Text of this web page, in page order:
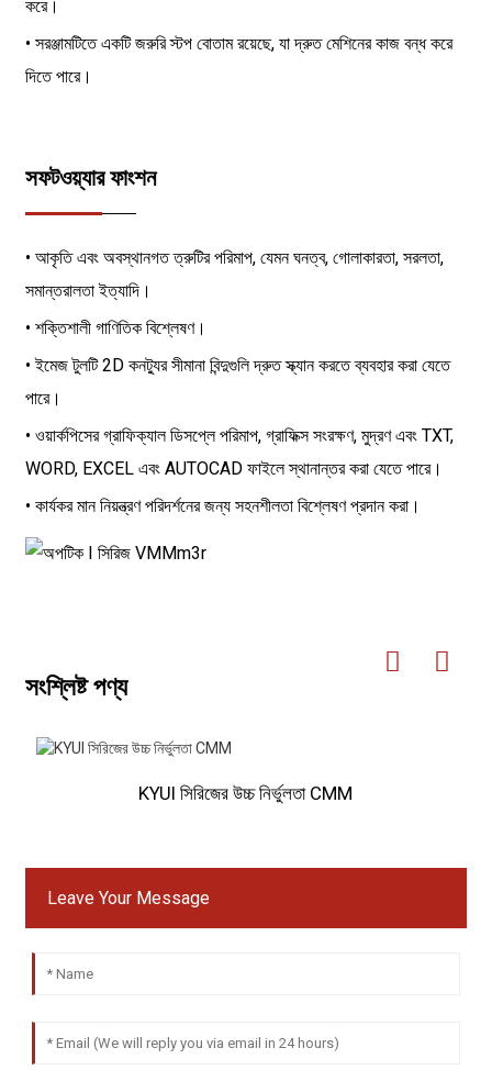
করে।
• সরঞ্জামটিতে একটি জরুরি স্টপ বোতাম রয়েছে, যা দ্রুত মেশিনের কাজ বন্ধ করে
দিতে পারে।
সফটওয়্যার ফাংশন
• আকৃতি এবং অবস্থানগত ত্রুটির পরিমাপ, যেমন ঘনত্ব, গোলাকারতা, সরলতা,
সমান্তরালতা ইত্যাদি।
• শক্তিশালী গাণিতিক বিশ্লেষণ।
• ইমেজ টুলটি 2D কনট্যুর সীমানা বিন্দুগুলি দ্রুত স্ক্যান করতে ব্যবহার করা যেতে
পারে।
• ওয়ার্কপিসের গ্রাফিক্যাল ডিসপ্লে পরিমাপ, গ্রাফিক্স সংরক্ষণ, মুদ্রণ এবং TXT,
WORD, EXCEL এবং AUTOCAD ফাইলে স্থানান্তর করা যেতে পারে।
• কার্যকর মান নিয়ন্ত্রণ পরিদর্শনের জন্য সহনশীলতা বিশ্লেষণ প্রদান করা।
সংশ্লিষ্ট পণ্য
KYUI সিরিজের উচ্চ নির্ভুলতা CMM
Leave Your Message